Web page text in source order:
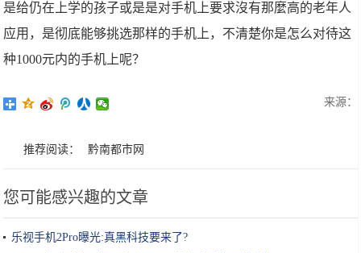
是给仍在上学的孩子或是是对手机上要求沒有那麼高的老年人
应用，是彻底能够挑选那样的手机上，不清楚你是怎么对待这
种1000元内的手机上呢？
来源：
推荐阅读： 黔南都市网
您可能感兴趣的文章
乐视手机2Pro曝光:真黑科技要来了?